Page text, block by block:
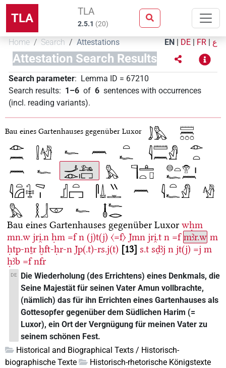
TLA TLA
2.5.1 (20)
Home Search Attestations EN | DE | FR | ع
Attestation Search Results
Search parameter: Lemma ID = 67210
Search results: 1–6 of 6 sentences with occurrences
(incl. reading variants).
Bau eines Gartenhauses gegenüber Luxor
Bau eines Gartenhauses gegenüber Luxor wḥm
mn.w jri̯.n ḥm =f n (j)t(j) 〈=f〉 Jmn jri̯.t n =f mꜣr.w m
ḥtp-nṯr ḫft-ḥr-n Jp(.t)-rs.j(t) 13 s.t sḏꜣj n jt(j) =j m
ḥꜣb =f nfr
DE
Die Wiederholung (des Errichtens) eines Denkmals, die
Seine Majestät für seinen Vater Amun vollbrachte,
(nämlich) das für ihn Errichten eines Gartenhauses als
Gottesopfer gegenüber dem Südlichen Harim (=
Luxor), ein Ort der Vergnügung für meinen Vater zu
seinem schönen Fest.
Historical and Biographical Texts / Historisch-
biographische Texte
Historisch-rhetorische Königstexte